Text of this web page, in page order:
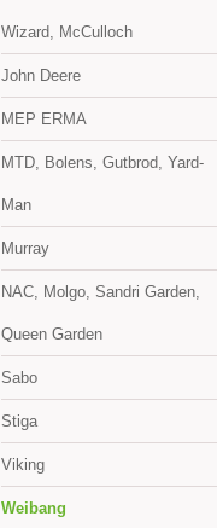
Wizard, McCulloch
John Deere
MEP ERMA
MTD, Bolens, Gutbrod, Yard-
Man
Murray
NAC, Molgo, Sandri Garden,
Queen Garden
Sabo
Stiga
Viking
Weibang